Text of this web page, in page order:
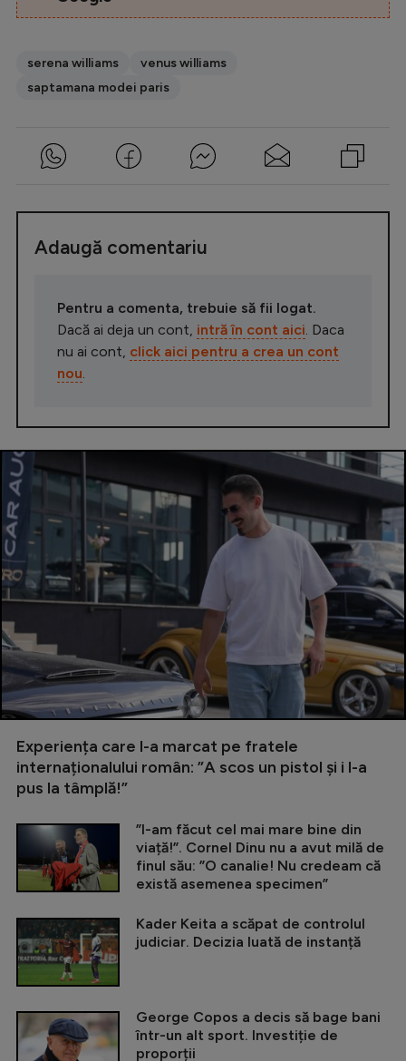
serena williams
venus williams
saptamana modei paris
Adaugă comentariu
Pentru a comenta, trebuie să fii logat.
Dacă ai deja un cont, intră în cont aici . Daca
nu ai cont, click aici pentru a crea un cont
nou
Experiența care l-a marcat pe fratele
internaționalului român: ”A scos un pistol și i l-a
pus la tâmplă!”
”I-am făcut cel mai mare bine din
viață!”. Cornel Dinu nu a avut milă de
finul său: ”O canalie! Nu credeam că
există asemenea specimen”
Kader Keita a scăpat de controlul
judiciar. Decizia luată de instanță
George Copos a decis să bage bani
într-un alt sport. Investiție de
proporții